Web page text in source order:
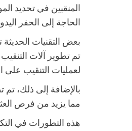
المنقبين في تحديد
الحاجة إلى الحفر
بعض التقنيات
تم تطوير آلات
لعمليات التنقيب على
بالإضافة إلى ذلك، تم
مما يزيد من فرص
هذه التطورات في